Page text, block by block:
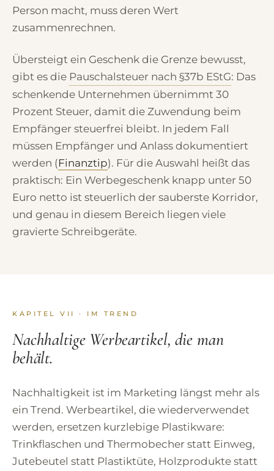
Person macht, muss deren Wert
zusammenrechnen.
Übersteigt ein Geschenk die Grenze bewusst,
gibt es die Pauschalsteuer nach §37b EStG: Das
schenkende Unternehmen übernimmt 30
Prozent Steuer, damit die Zuwendung beim
Empfänger steuerfrei bleibt. In jedem Fall
müssen Empfänger und Anlass dokumentiert
werden (Finanztip). Für die Auswahl heißt das
praktisch: Ein Werbegeschenk knapp unter 50
Euro netto ist steuerlich der sauberste Korridor,
und genau in diesem Bereich liegen viele
gravierte Schreibgeräte.
KAPITEL VII · IM TREND
Nachhaltige Werbeartikel, die man
behält.
Nachhaltigkeit ist im Marketing längst mehr als
ein Trend. Werbeartikel, die wiederverwendet
werden, ersetzen kurzlebige Plastikware:
Trinkflaschen und Thermobecher statt Einweg,
Jutebeutel statt Plastiktüte, Holzprodukte statt